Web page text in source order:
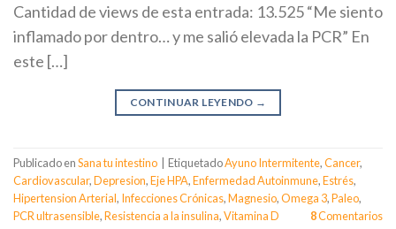
Cantidad de views de esta entrada: 13.525 “Me siento
inflamado por dentro… y me salió elevada la PCR” En
este […]
CONTINUAR LEYENDO →
Publicado enSana tu intestino EtiquetadoAyuno Intermitente,Cancer,
Cardiovascular,Depresion,Eje HPA,Enfermedad Autoinmune,Estrés,
Hipertension Arterial, Infecciones Crónicas,Magnesio,Omega 3,Paleo,
PCR ultrasensible,Resistencia a la insulina,Vitamina D 8Comentarios